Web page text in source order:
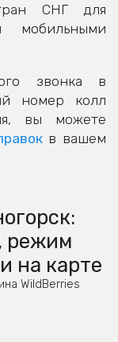
СНГ для
мобильными
звонка в
номер колл
вы можете
в вашем
режим
на карте
WildBerries